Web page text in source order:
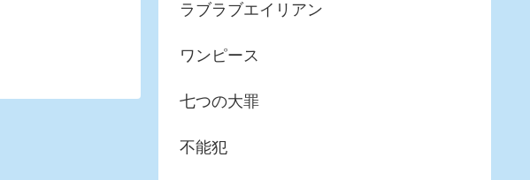
ラブラブエイリアン
ワンピース
七つの大罪
不能犯